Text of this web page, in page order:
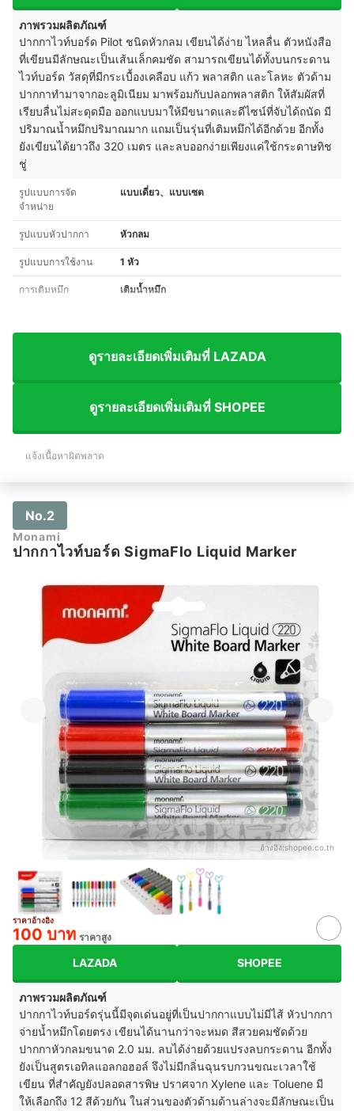
ภาพรวมผลิตภัณฑ์
ปากกาไวท์บอร์ด Pilot ชนิดหัวกลม เขียนได้ง่าย ไหลลื่น ตัวหนังสือ
ที่เขียนมีลักษณะเป็นเส้นเล็กคมชัด สามารถเขียนได้ทั้งบนกระดาน
ไวท์บอร์ด วัสดุที่มีกระเบื้องเคลือบ แก้ว พลาสติก และโลหะ ตัวด้าม
ปากกาทำมาจากอะลูมิเนียม มาพร้อมกับปลอกพลาสติก ให้สัมผัสที่
เรียบลื่นไม่สะดุดมือ ออกแบบมาให้มีขนาดและดีไซน์ที่จับได้ถนัด มี
ปริมาณน้ำหมึกปริมาณมาก แถมเป็นรุ่นที่เติมหมึกได้อีกด้วย อีกทั้ง
ยังเขียนได้ยาวถึง 320 เมตร และลบออกง่ายเพียงแค่ใช้กระดาษทิช
ชู่
รูปแบบการจัด
จำหน่าย
แบบเดี่ยว、แบบเซต
รูปแบบหัวปากกา หัวกลม
รูปแบบการใช้งาน 1 หัว
การเติมหมึก เติมน้ำหมึก
ดูรายละเอียดเพิ่มเติมที่ LAZADA
ดูรายละเอียดเพิ่มเติมที่ SHOPEE
แจ้งเนื้อหาผิดพลาด
No.2
Monami
ปากกาไวท์บอร์ด SigmaFlo Liquid Marker
อ้างอิง:shopee.co.th
ราคาอ้างอิง
100 บาท ราคาสูง
LAZADA SHOPEE
ภาพรวมผลิตภัณฑ์
ปากกาไวท์บอร์ดรุ่นนี้มีจุดเด่นอยู่ที่เป็นปากกาแบบไม่มีไส้ หัวปากกา
จ่ายน้ำหมึกโดยตรง เขียนได้นานกว่าจะหมด สีสวยคมชัดด้วย
ปากกาหัวกลมขนาด 2.0 มม. ลบได้ง่ายด้วยแปรงลบกระดาน อีกทั้ง
ยังเป็นสูตรเอทิลแอลกอฮอล์ จึงไม่มีกลิ่นฉุนรบกวนขณะเวลาใช้
เขียน ที่สำคัญยังปลอดสารพิษ ปราศจาก Xylene และ Toluene มี
ให้เลือกถึง 12 สีด้วยกัน ในส่วนของตัวด้ามด้านล่างจะมีลักษณะเป็น